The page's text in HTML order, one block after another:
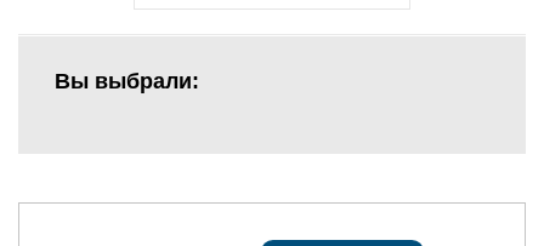
Вы выбрали: